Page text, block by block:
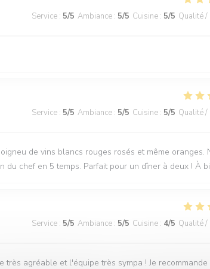
Service : 5/5 Ambiance : 5/5 Cuisine : 5/5 Qualité /
Service : 5/5 Ambiance : 5/5 Cuisine : 5/5 Qualité /
de vins blancs rouges rosés et même oranges.
chef en 5 temps. Parfait pour un dîner à deux ! À
Service : 5/5 Ambiance : 5/5 Cuisine : 4/5 Qualité /
agréable et l'équipe très sympa ! Je recommande